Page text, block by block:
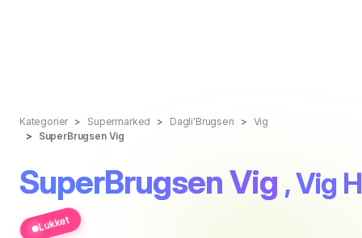
Kategorier Supermarked Dagli'Brugsen
Vig
SuperBrugsen Vig
SuperBrugsen Vig , Vig
Lukket